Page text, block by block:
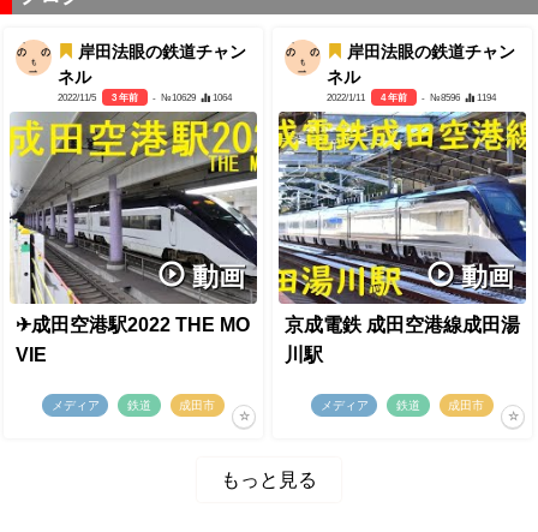
岸田法眼の鉄道チャン
ネル
2022/11/5 3 年前 - №10629 1064
動画
✈成田空港駅2022 THE MO
VIE
メディア 鉄道 成田市
岸田法眼の鉄道チャン
ネル
2022/1/11 4 年前 - №8596 1194
動画
京成電鉄 成田空港線成田湯
川駅
メディア 鉄道 成田市
もっと見る